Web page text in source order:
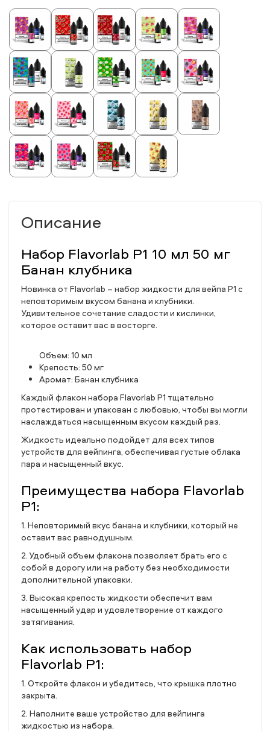
Описание
Набор Flavorlab P1 10 мл 50 мг
Банан клубника
Новинка от Flavorlab – набор жидкости для вейпа P1 с
неповторимым вкусом банана и клубники.
Удивительное сочетание сладости и кислинки,
которое оставит вас в восторге.
Объем: 10 мл
Крепость: 50 мг
Аромат: Банан клубника
Каждый флакон набора Flavorlab P1 тщательно
протестирован и упакован с любовью, чтобы вы могли
наслаждаться насыщенным вкусом каждый раз.
Жидкость идеально подойдет для всех типов
устройств для вейпинга, обеспечивая густые облака
пара и насыщенный вкус.
Преимущества набора Flavorlab
P1:
1. Неповторимый вкус банана и клубники, который не
оставит вас равнодушным.
2. Удобный объем флакона позволяет брать его с
собой в дорогу или на работу без необходимости
дополнительной упаковки.
3. Высокая крепость жидкости обеспечит вам
насыщенный удар и удовлетворение от каждого
затягивания.
Как использовать набор
Flavorlab P1:
1. Откройте флакон и убедитесь, что крышка плотно
закрыта.
2. Наполните ваше устройство для вейпинга
жидкостью из набора.